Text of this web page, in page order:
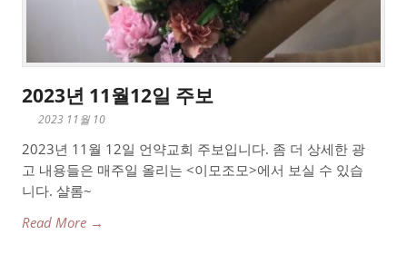
2023년 11월12일 주보
2023 11월 10
2023년 11월 12일 언약교회 주보입니다. 좀 더 상세한 광
고 내용들은 매주일 올리는 <이모조모>에서 보실 수 있습
니다. 샬롬~
Read More →